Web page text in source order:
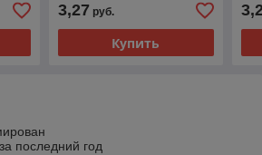
3,27 руб.
Купить
последний год